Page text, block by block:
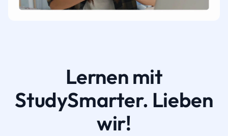
Lernen mit
StudySmarter. Lieben
wir!